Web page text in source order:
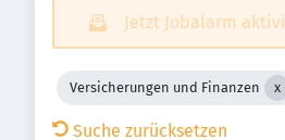
Jetzt Jobalarm
Versicherungen und Finanzen
Suche zurücksetzen